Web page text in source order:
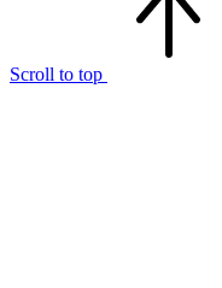
Scroll to top